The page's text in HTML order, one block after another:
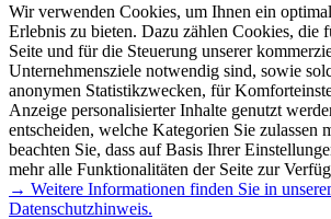
Wir verwenden Cookies, um Ihnen ein
Erlebnis zu bieten. Dazu zählen Cookies, die
Seite und für die Steuerung unserer
Unternehmensziele notwendig sind, sowie
anonymen Statistikzwecken, für
Anzeige personalisierter Inhalte genutzt
entscheiden, welche Kategorien Sie zulassen
beachten Sie, dass auf Basis Ihrer
mehr alle Funktionalitäten der Seite zur
→ Weitere Informationen finden Sie in
Datenschutzhinweis.